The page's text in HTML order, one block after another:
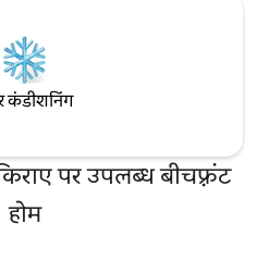
कंडीशनिंग
पर उपलब्ध बीचफ़्रंट
होम